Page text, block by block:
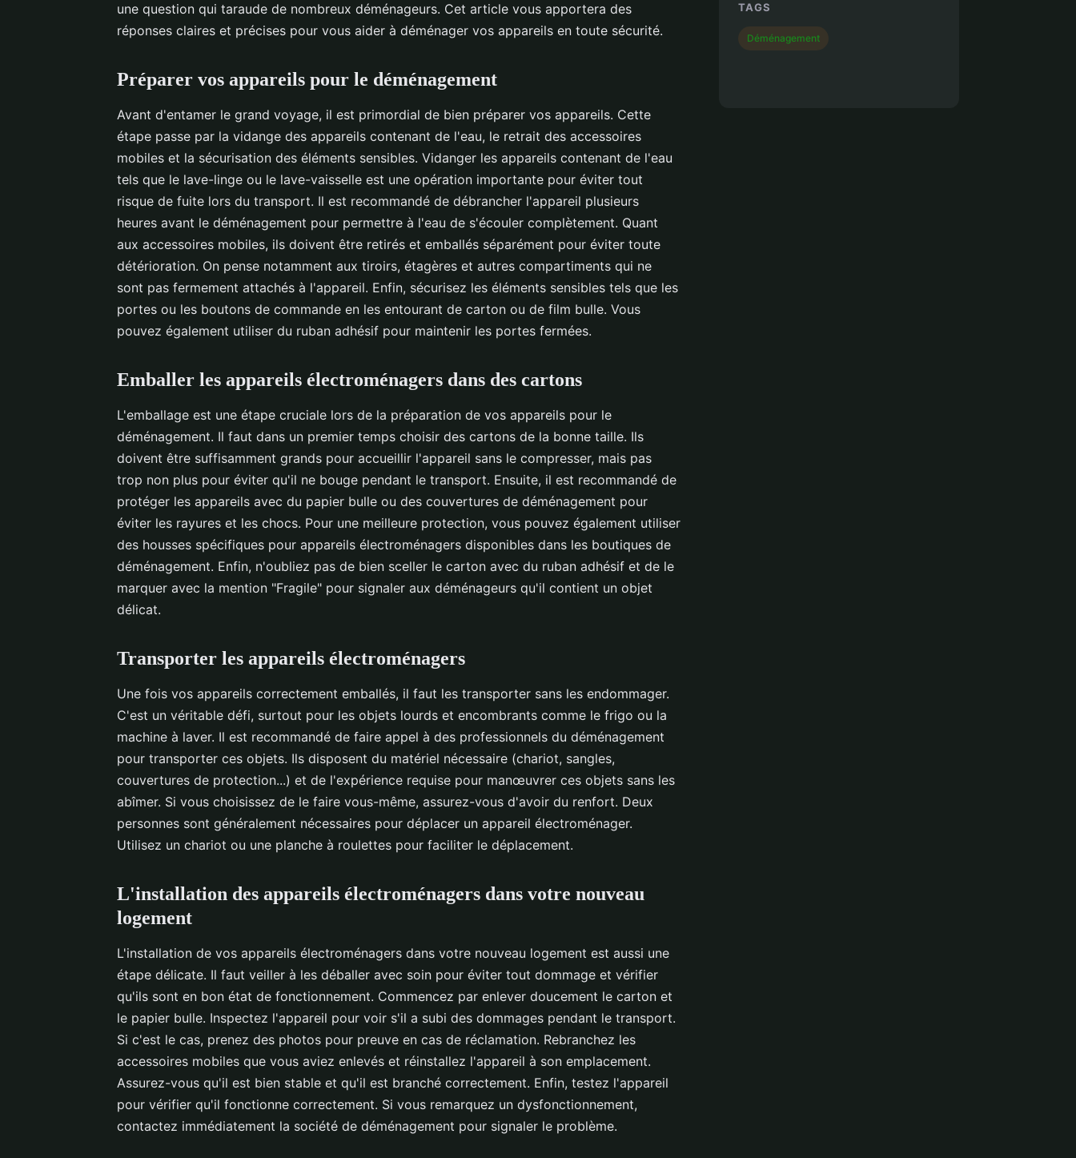
une question qui taraude de nombreux déménageurs. Cet article vous apportera des
réponses claires et précises pour vous aider à déménager vos appareils en toute sécurité.
Préparer vos appareils pour le déménagement
Avant d'entamer le grand voyage, il est primordial de bien préparer vos appareils. Cette
étape passe par la vidange des appareils contenant de l'eau, le retrait des accessoires
mobiles et la sécurisation des éléments sensibles. Vidanger les appareils contenant de l'eau
tels que le lave-linge ou le lave-vaisselle est une opération importante pour éviter tout
risque de fuite lors du transport. Il est recommandé de débrancher l'appareil plusieurs
heures avant le déménagement pour permettre à l'eau de s'écouler complètement. Quant
aux accessoires mobiles, ils doivent être retirés et emballés séparément pour éviter toute
détérioration. On pense notamment aux tiroirs, étagères et autres compartiments qui ne
sont pas fermement attachés à l'appareil. Enfin, sécurisez les éléments sensibles tels que les
portes ou les boutons de commande en les entourant de carton ou de film bulle. Vous
pouvez également utiliser du ruban adhésif pour maintenir les portes fermées.
Emballer les appareils électroménagers dans des cartons
L'emballage est une étape cruciale lors de la préparation de vos appareils pour le
déménagement. Il faut dans un premier temps choisir des cartons de la bonne taille. Ils
doivent être suffisamment grands pour accueillir l'appareil sans le compresser, mais pas
trop non plus pour éviter qu'il ne bouge pendant le transport. Ensuite, il est recommandé de
protéger les appareils avec du papier bulle ou des couvertures de déménagement pour
éviter les rayures et les chocs. Pour une meilleure protection, vous pouvez également utiliser
des housses spécifiques pour appareils électroménagers disponibles dans les boutiques de
déménagement. Enfin, n'oubliez pas de bien sceller le carton avec du ruban adhésif et de le
marquer avec la mention "Fragile" pour signaler aux déménageurs qu'il contient un objet
délicat.
Transporter les appareils électroménagers
Une fois vos appareils correctement emballés, il faut les transporter sans les endommager.
C'est un véritable défi, surtout pour les objets lourds et encombrants comme le frigo ou la
machine à laver. Il est recommandé de faire appel à des professionnels du déménagement
pour transporter ces objets. Ils disposent du matériel nécessaire (chariot, sangles,
couvertures de protection...) et de l'expérience requise pour manœuvrer ces objets sans les
abîmer. Si vous choisissez de le faire vous-même, assurez-vous d'avoir du renfort. Deux
personnes sont généralement nécessaires pour déplacer un appareil électroménager.
Utilisez un chariot ou une planche à roulettes pour faciliter le déplacement.
L'installation des appareils électroménagers dans votre nouveau
logement
L'installation de vos appareils électroménagers dans votre nouveau logement est aussi une
étape délicate. Il faut veiller à les déballer avec soin pour éviter tout dommage et vérifier
qu'ils sont en bon état de fonctionnement. Commencez par enlever doucement le carton et
le papier bulle. Inspectez l'appareil pour voir s'il a subi des dommages pendant le transport.
Si c'est le cas, prenez des photos pour preuve en cas de réclamation. Rebranchez les
accessoires mobiles que vous aviez enlevés et réinstallez l'appareil à son emplacement.
Assurez-vous qu'il est bien stable et qu'il est branché correctement. Enfin, testez l'appareil
pour vérifier qu'il fonctionne correctement. Si vous remarquez un dysfonctionnement,
contactez immédiatement la société de déménagement pour signaler le problème.
TAGS
Déménagement